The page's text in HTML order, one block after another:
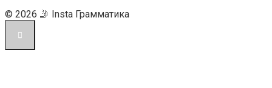
© 2026 🤳 Insta Грамматика